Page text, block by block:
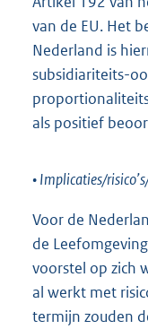
van de EU. Het
Nederland is
subsidiariteits-
als positief
• Implicaties/
Voor de
de
voorstel op zich
al werkt met
termijn zouden